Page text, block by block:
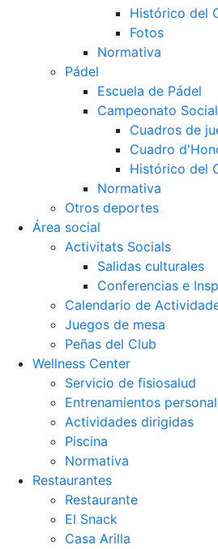
Histórico del
Fotos
Normativa
Pádel
Escuela de Pádel
Campeonato
Cuadros de
Cuadro
Histórico del
Normativa
Otros deportes
Área social
Activitats Socials
Salidas culturales
Conferencias e
Calendario de
Juegos de mesa
Peñas del Club
Wellness Center
Servicio de fisiosalud
Entrenamientos
Actividades dirigidas
Piscina
Normativa
Restaurantes
Restaurante
El Snack
Casa Arilla